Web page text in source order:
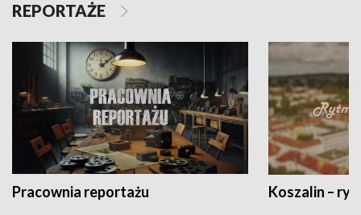
REPORTAŻE
Pracownia reportażu Koszalin –